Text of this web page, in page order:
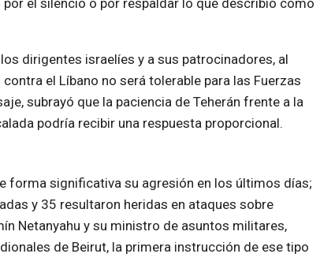
el silencio o por respaldar lo que describió como
dirigentes israelíes y a sus patrocinadores, al
el Líbano no será tolerable para las Fuerzas
subrayó que la paciencia de Teherán frente a la
podría recibir una respuesta proporcional.
forma significativa su agresión en los últimos días;
y 35 resultaron heridas en ataques sobre
Netanyahu y su ministro de asuntos militares,
de Beirut, la primera instrucción de ese tipo